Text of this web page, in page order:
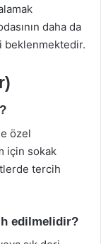
daha da
beklenmektedir.
özel
için sokak
tercih
edilmelidir?